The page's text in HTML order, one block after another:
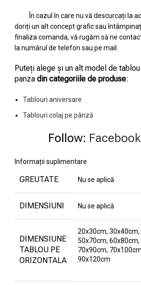
În cazul în care nu vă descurcați la
doriți un alt concept grafic sau
finaliza comanda, vă rugăm să ne
la numărul de telefon sau pe mail.
Puteți alege și un alt model de
panza din categoriile de produse:
Tablouri aniversare
Tablouri colaj pe pânză
Follow: Facebook
Informații suplimentare
GREUTATE Nu se aplică
DIMENSIUNI Nu se aplică
DIMENSIUNE
TABLOU PE
ORIZONTALA
20x30cm, 30x40cm,
50x70cm, 60x80cm,
70x90cm,
90x120cm